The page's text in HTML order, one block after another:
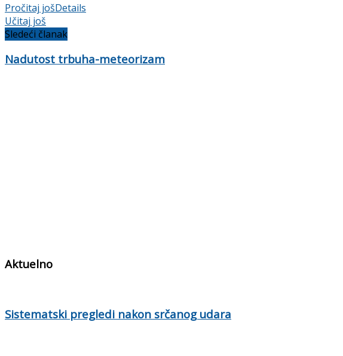
Pročitaj jošDetails
Učitaj još
Sledeći članak
Nadutost trbuha-meteorizam
Aktuelno
Sistematski pregledi nakon srčanog udara